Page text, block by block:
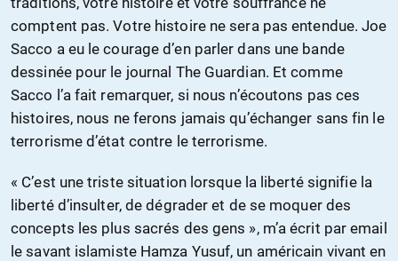
comptent pas. Votre histoire ne sera pas entendue. Joe
Sacco a eu le courage d’en parler dans une bande
dessinée pour le journal The Guardian. Et comme
Sacco l’a fait remarquer, si nous n’écoutons pas ces
histoires, nous ne ferons jamais qu’échanger sans fin le
terrorisme d’état contre le terrorisme.
« C’est une triste situation lorsque la liberté signifie la
liberté d’insulter, de dégrader et de se moquer des
concepts les plus sacrés des gens », m’a écrit par email
le savant islamiste Hamza Yusuf, un américain vivant en